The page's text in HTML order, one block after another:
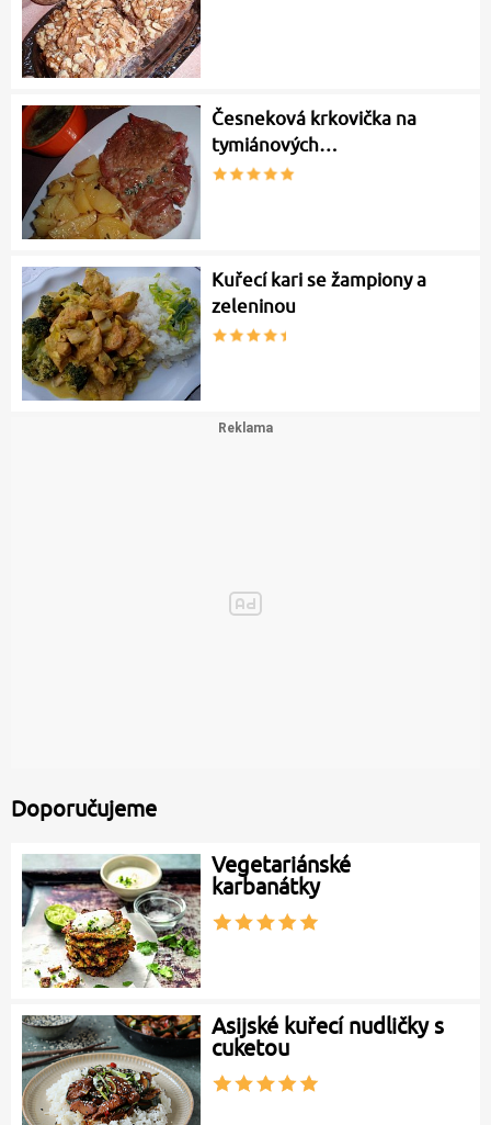
Česneková krkovička na
tymiánových…
Kuřecí kari se žampiony a
zeleninou
Doporučujeme
Vegetariánské
karbanátky
Asijské kuřecí nudličky s
cuketou